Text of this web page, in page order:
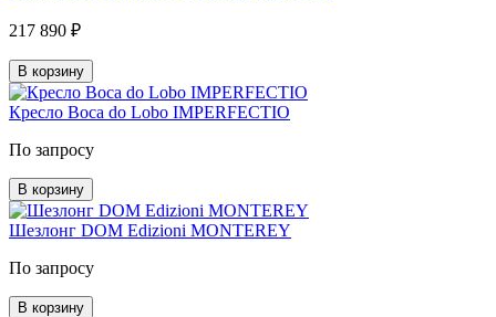
217 890 ₽
В корзину
Кресло Boca do Lobo IMPERFECTIO
По запросу
В корзину
Шезлонг DOM Edizioni MONTEREY
По запросу
В корзину